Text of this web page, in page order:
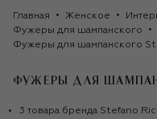
Главная Женское
Фужеры для шампанского
Фужеры для шампанского
ФУЖЕРЫ ДЛЯ
3 товара бренда Stefano